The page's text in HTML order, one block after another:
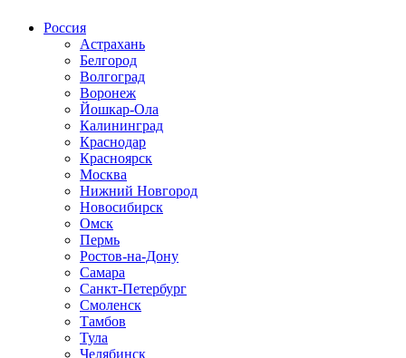
Россия
Астрахань
Белгород
Волгоград
Воронеж
Йошкар-Ола
Калининград
Краснодар
Красноярск
Москва
Нижний Новгород
Новосибирск
Омск
Пермь
Ростов-на-Дону
Самара
Санкт-Петербург
Смоленск
Тамбов
Тула
Челябинск